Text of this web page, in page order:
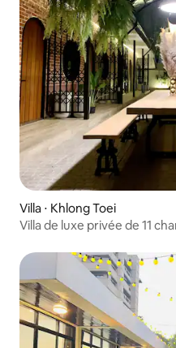
Villa ⋅ Khlong Toei
Villa de luxe privée de 11